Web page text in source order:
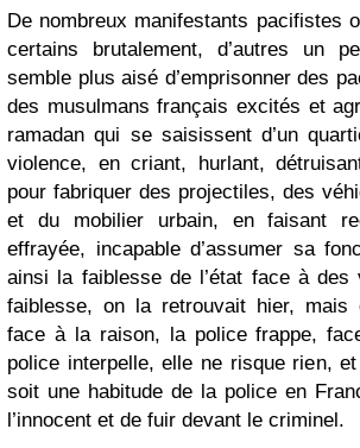
De nombreux manifestants pacifistes
certains brutalement, d’autres un
semble plus aisé d’emprisonner des
des musulmans français excités et
ramadan qui se saisissent d’un
violence, en criant, hurlant,
pour fabriquer des projectiles, des
et du mobilier urbain, en faisant
effrayée, incapable d’assumer sa
ainsi la faiblesse de l’état face à des
faiblesse, on la retrouvait hier, mais
face à la raison, la police frappe,
police interpelle, elle ne risque rien,
soit une habitude de la police en
l’innocent et de fuir devant le criminel.